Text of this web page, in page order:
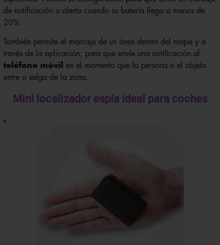
de notificación o alerta cuando su batería llega a menos de
20%.
También permite el marcaje de un área dentro del mapa y a
través de la aplicación, para que envíe una notificación al
teléfono móvil en el momento que la persona o el objeto
entre o salga de la zona.
Mini localizador espía ideal para coches